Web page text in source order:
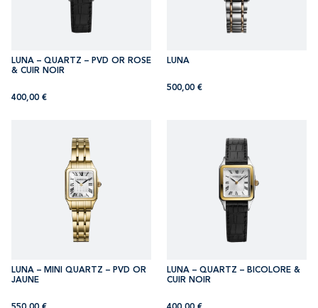
LUNA – QUARTZ – PVD OR ROSE
& CUIR NOIR
400,00 €
LUNA
500,00 €
LUNA – MINI QUARTZ – PVD OR
JAUNE
LUNA – QUARTZ – BICOLORE &
CUIR NOIR